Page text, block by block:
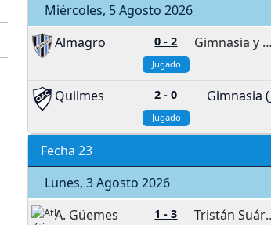
Miércoles, 5 Agosto 2026
Almagro
0 -2 Gimnasia y Tiro
Jugado
Quilmes 2 -0 Gimnasia
Jugado
Fecha 23
Lunes, 3 Agosto 2026
A. Güemes
1 -3